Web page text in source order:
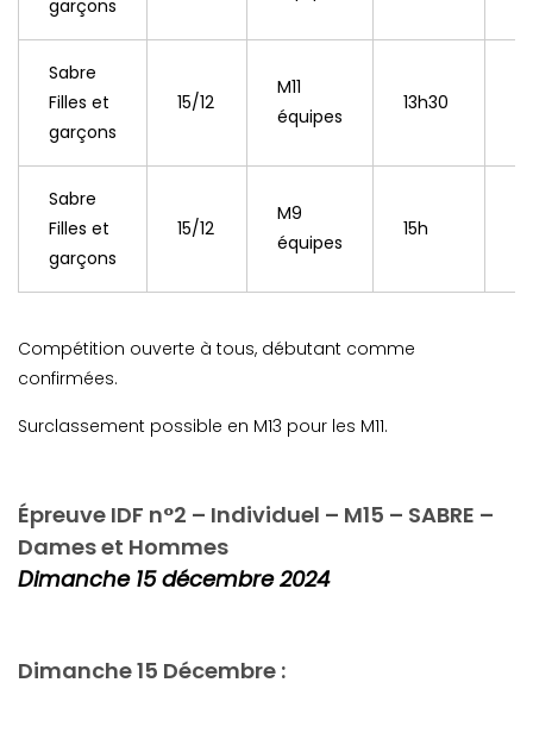
garçons
Sabre
Filles et
garçons
15/12
M11
équipes
13h30
Sabre
Filles et
garçons
15/12
M9
équipes
15h
Compétition ouverte à tous, débutant comme
confirmées.
Surclassement possible en M13 pour les M11.
Épreuve IDF n°2 – Individuel – M15 – SABRE –
Dames et Hommes
Dimanche 15 décembre 2024
Dimanche 15 Décembre :